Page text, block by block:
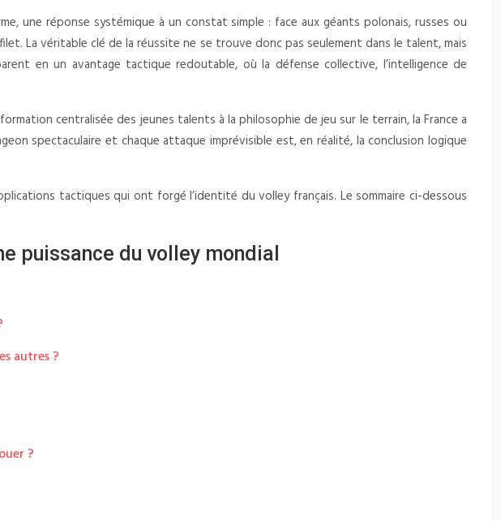
une réponse systémique à un constat simple : face aux géants polonais, russes ou
La véritable clé de la réussite ne se trouve donc pas seulement dans le talent, mais
en un avantage tactique redoutable, où la défense collective, l’intelligence de
centralisée des jeunes talents à la philosophie de jeu sur le terrain, la France a
spectaculaire et chaque attaque imprévisible est, en réalité, la conclusion logique
tactiques qui ont forgé l’identité du volley français. Le sommaire ci-dessous
puissance du volley mondial
autres ?
?